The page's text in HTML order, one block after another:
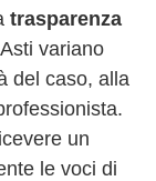
trasparenza
Asti variano
del caso, alla
un
le voci di